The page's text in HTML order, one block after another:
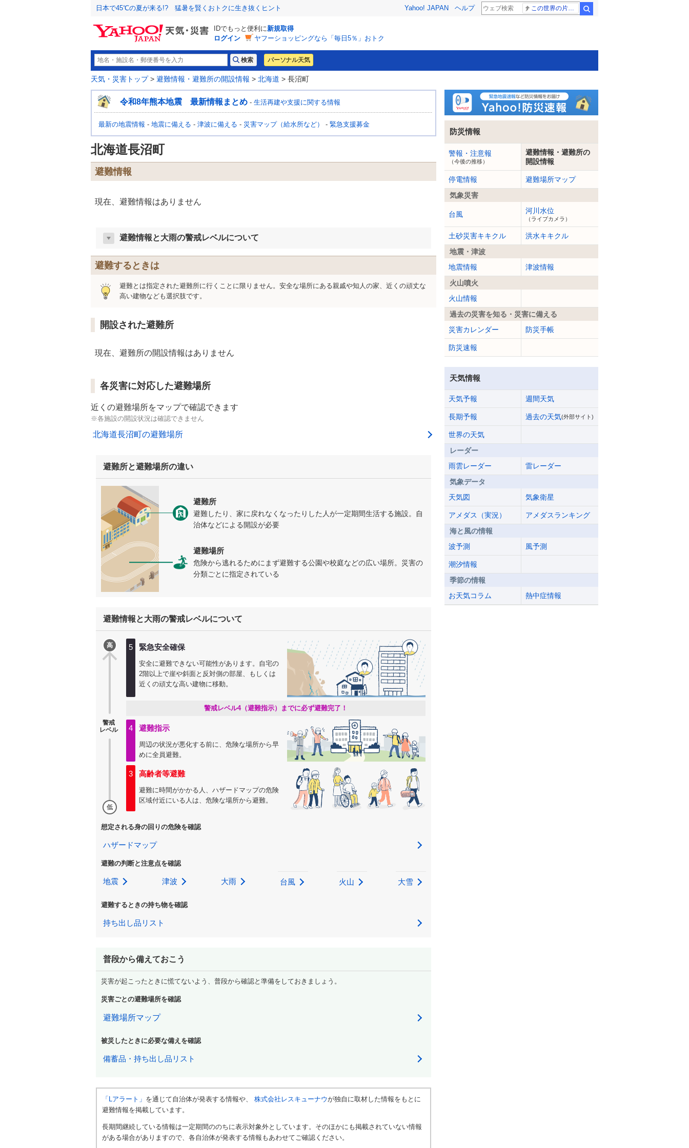
日本で45℃の夏が来る!? 猛暑を賢くおトクに生き抜くヒント Yahoo! JAPAN ヘルプ
IDでもっと便利に新規取得
ログイン
ヤフーショッピングなら「毎日5％」おトク
パーソナル天気
天気・災害トップ> 避難情報・避難所の開設情報 > 北海道 > 長沼町
令和8年熊本地震 最新情報まとめ - 生活再建や支援に関する情報
最新の地震情報 - 地震に備える - 津波に備える - 災害マップ（給水所など） - 緊急支援募金
北海道長沼町
避難情報
現在、避難情報はありません
避難情報と大雨の警戒レベルについて
避難するときは
避難とは指定された避難所に行くことに限りません。安全な場所にある親戚や知人の家、近くの頑丈な
高い建物なども選択肢です。
開設された避難所
現在、避難所の開設情報はありません
各災害に対応した避難場所
近くの避難場所をマップで確認できます
※各施設の開設状況は確認できません
北海道長沼町の避難場所
避難所と避難場所の違い
避難所
避難したり、家に戻れなくなったりした人が一定期間生活する施設。自
治体などによる開設が必要
避難場所
危険から逃れるためにまず避難する公園や校庭などの広い場所。災害の
分類ごとに指定されている
避難情報と大雨の警戒レベルについて
警戒
レベル
高 5 緊急安全確保
安全に避難できない可能性があります。自宅の
2階以上で崖や斜面と反対側の部屋、もしくは
近くの頑丈な高い建物に移動。
警戒レベル4（避難指示）までに必ず避難完了！
4 避難指示
周辺の状況が悪化する前に、危険な場所から早
めに全員避難。
低
3 高齢者等避難
避難に時間がかかる人、ハザードマップの危険
区域付近にいる人は、危険な場所から避難。
想定される身の回りの危険を確認
ハザードマップ
避難の判断と注意点を確認
地震 津波 大雨 台風 火山 大雪
避難するときの持ち物を確認
持ち出し品リスト
普段から備えておこう
災害が起こったときに慌てないよう、普段から確認と準備をしておきましょう。
災害ごとの避難場所を確認
避難場所マップ
被災したときに必要な備えを確認
備蓄品・持ち出し品リスト
「Lアラート」 を通じて自治体が発表する情報や、 株式会社レスキューナウが独自に取材した情報をもとに
避難情報を掲載しています。
長期間継続している情報は一定期間ののちに表示対象外としています。そのほかにも掲載されていない情報
がある場合がありますので、各自治体が発表する情報もあわせてご確認ください。
防災情報
警報・注意報
（今後の推移）
避難情報・避難所の
開設情報
停電情報
避難場所マップ
気象災害
台風 河川水位
（ライブカメラ）
土砂災害キキクル
洪水キキクル
地震・津波
地震情報
津波情報
火山噴火
火山情報
過去の災害を知る・災害に備える
災害カレンダー
防災手帳
防災速報
天気情報
天気予報 週間天気
長期予報 過去の天気(外部サイト)
世界の天気
レーダー
雨雲レーダー
雷レーダー
気象データ
天気図
気象衛星
アメダス（実況）
アメダスランキング
海と風の情報
波予測
風予測
潮汐情報
季節の情報
お天気コラム
熱中症情報